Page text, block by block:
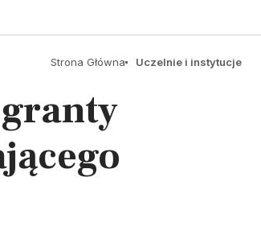
Strona Główna Uczelnie i instytucje